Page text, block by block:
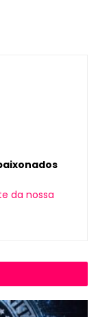
da nossa